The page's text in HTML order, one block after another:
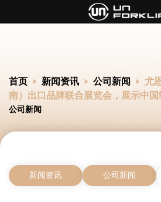
首页 新闻资讯 公司新闻
尤
南）出口品牌联合展览会，展示中
公司新闻
新闻资讯 公司新闻